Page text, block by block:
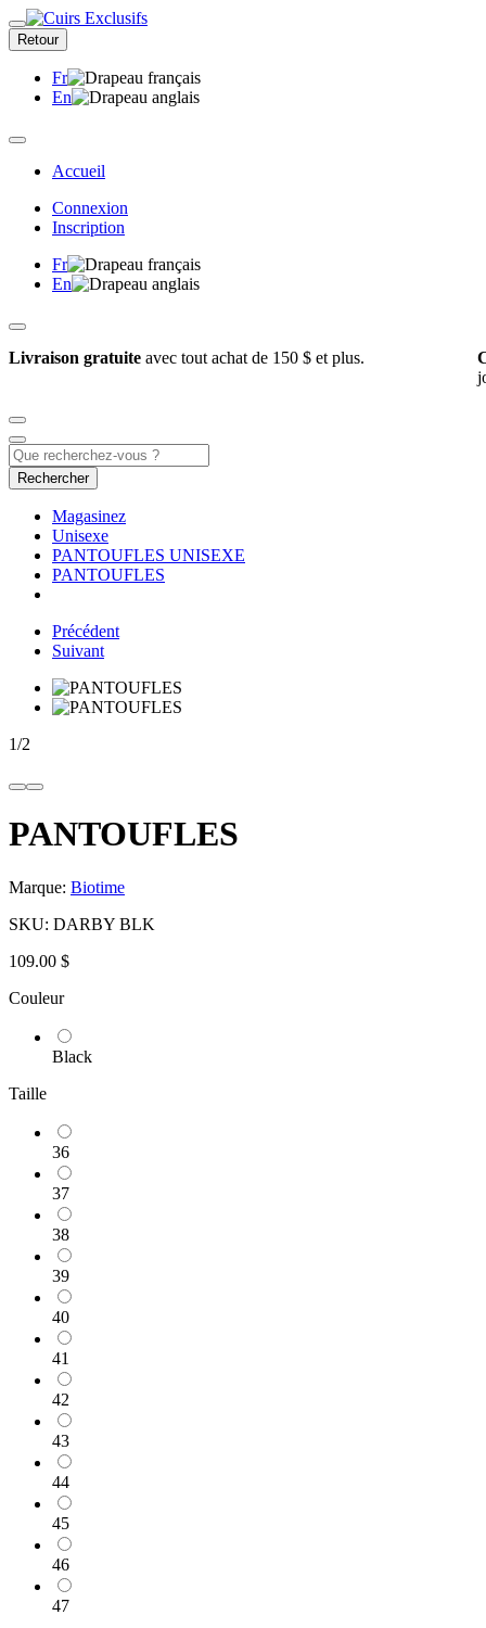
Retour
Fr
En
Accueil
Connexion
Inscription
Fr
En
Livraison gratuite avec tout achat de 150 $ et plus.
Rechercher
Magasinez
Unisexe
PANTOUFLES UNISEXE
PANTOUFLES
Précédent
Suivant
1/2
PANTOUFLES
Marque: Biotime
SKU: DARBY BLK
109.00 $
Couleur
Black
Taille
36
37
38
39
40
41
42
43
44
45
46
47